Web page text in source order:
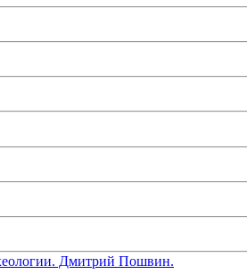
Дмитрий Пошвин.